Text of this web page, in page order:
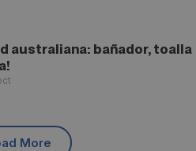
australiana: bañador, toalla
More